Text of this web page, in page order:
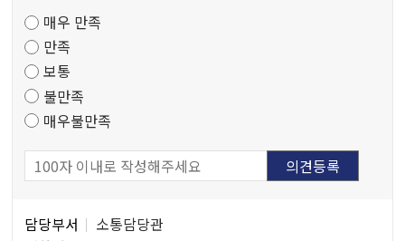
도
조
사
매우 만족
만족
보통
불만족
매우불만족
당담당부서
소통담당관